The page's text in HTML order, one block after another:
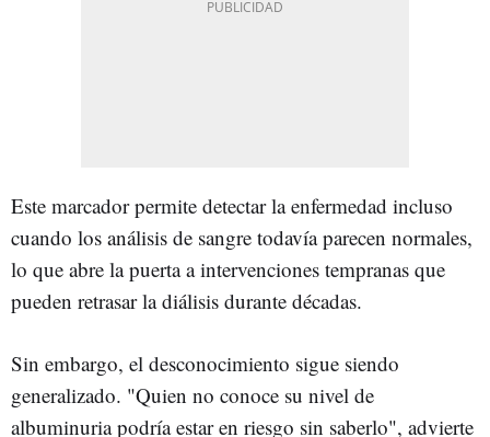
Este marcador permite detectar la enfermedad incluso
cuando los análisis de sangre todavía parecen normales,
lo que abre la puerta a intervenciones tempranas que
pueden retrasar la diálisis durante décadas.
Sin embargo, el desconocimiento sigue siendo
generalizado. "Quien no conoce su nivel de
albuminuria podría estar en riesgo sin saberlo", advierte